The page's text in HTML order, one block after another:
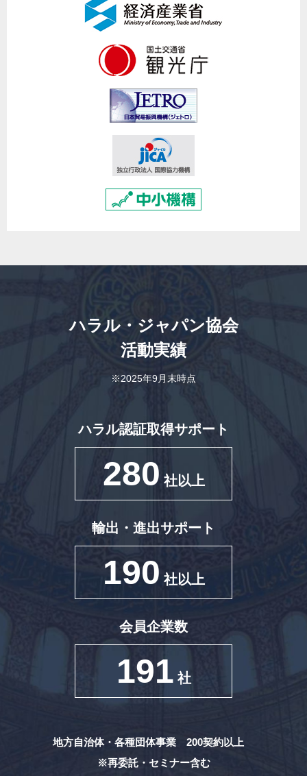
ハラル・ジャパン協会
活動実績
※2025年9月末時点
ハラル認証取得サポート
280 社以上
輸出・進出サポート
190 社以上
会員企業数
191 社
地方自治体・各種団体事業 200契約以上
※再委託・セミナー含む